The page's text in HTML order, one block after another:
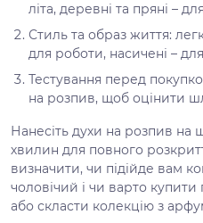
літа, деревні та пряні –
Стиль та образ життя:
для роботи, насичені –
Тестування перед
на розпив, щоб оцінити
Нанесіть духи на розпив на
хвилин для повного
визначити, чи підійде вам
чоловічий і чи варто
або скласти колекцію з